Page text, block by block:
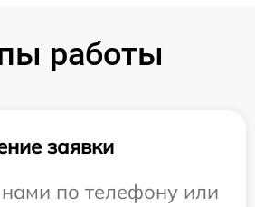
работы
заявки
по телефону или